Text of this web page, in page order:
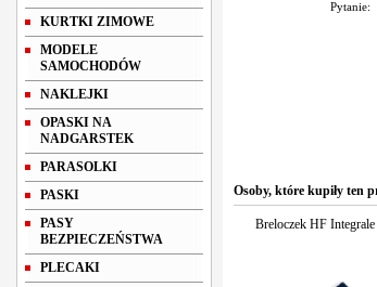
KURTKI ZIMOWE
MODELE
SAMOCHODÓW
NAKLEJKI
OPASKI NA
NADGARSTEK
PARASOLKI
PASKI
PASY
BEZPIECZEŃSTWA
PLECAKI
Pytanie:
Osoby, które kupiły ten
Breloczek HF Integrale